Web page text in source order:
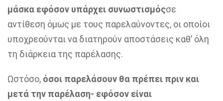
μάσκα εφόσον υπάρχει συνωστισμόςσε
αντίθεση όμως με τους παρελαύνοντες, οι οποίοι
υποχρεούνται να διατηρούν αποστάσεις καθ’ όλη
τη διάρκεια της παρέλασης.
Ωστόσο, όσοι παρελάσουν θα πρέπει πριν και
μετά την παρέλαση- εφόσον είναι